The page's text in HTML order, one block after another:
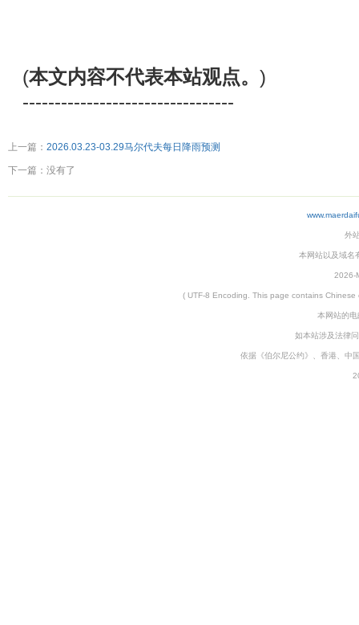
(本文内容不代表本站观点。 )
---------------------------------
上一篇： 2026.03.23-03.29马尔代夫每日降雨预测
下一篇：没有了
外
本网站以及域名
2026-
( UTF-8 Encoding. This page contains Chinese
本网站的
如本站涉及法律
依据《伯尔尼公约》、香港、中